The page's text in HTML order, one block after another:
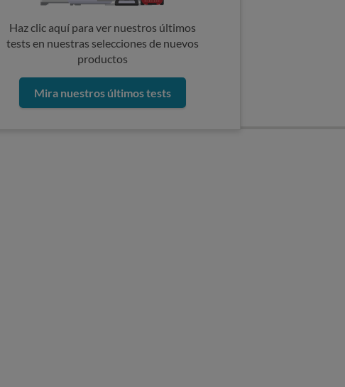
Haz clic aquí para ver nuestros últimos
tests en nuestras selecciones de nuevos
productos
Mira nuestros últimos tests